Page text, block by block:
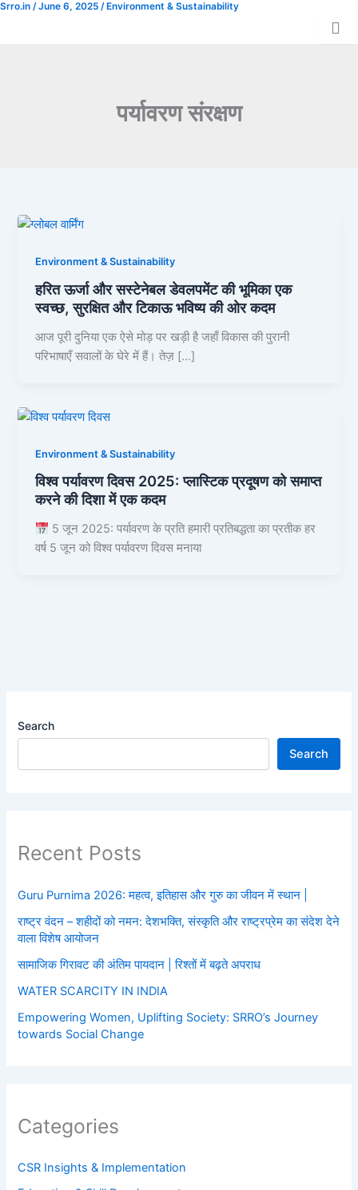
Skip
पर्यावरण संरक्षण
Search
Search
Recent Posts
Guru Purnima 2026: महत्व, इतिहास और गुरु का जीवन में स्थान |
राष्ट्र वंदन – शहीदों को नमन: देशभक्ति, संस्कृति और राष्ट्रप्रेम का संदेश देने
वाला विशेष आयोजन
सामाजिक गिरावट की अंतिम पायदान | रिश्तों में बढ़ते अपराध
WATER SCARCITY IN INDIA
Empowering Women, Uplifting Society: SRRO’s Journey
towards Social Change
Categories
CSR Insights & Implementation
Environment & Sustainability
हरित ऊर्जा और सस्टेनेबल डेवलपमेंट की भूमिका एक
स्वच्छ, सुरक्षित और टिकाऊ भविष्य की ओर कदम
Srro.in /December 18, 2025/Environment & Sustainability
आज पूरी दुनिया एक ऐसे मोड़ पर खड़ी है जहाँ विकास की पुरानी
परिभाषाएँ सवालों के घेरे में हैं। तेज़ […]
Environment & Sustainability
विश्व पर्यावरण दिवस 2025: प्लास्टिक प्रदूषण को समाप्त
करने की दिशा में एक कदम
Srro.in /June 6, 2025 / Environment & Sustainability
5 जून 2025: पर्यावरण के प्रति हमारी प्रतिबद्धता का प्रतीक हर
वर्ष 5 जून को विश्व पर्यावरण दिवस मनाया